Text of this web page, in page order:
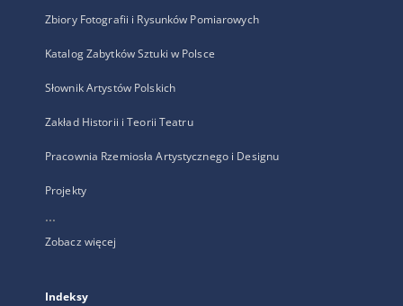
Zbiory Fotografii i Rysunków Pomiarowych
Katalog Zabytków Sztuki w Polsce
Słownik Artystów Polskich
Zakład Historii i Teorii Teatru
Pracownia Rzemiosła Artystycznego i Designu
Projekty
...
Zobacz więcej
Indeksy